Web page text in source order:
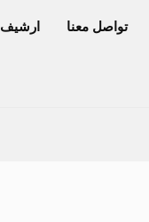
تواصل معنا ارشيف